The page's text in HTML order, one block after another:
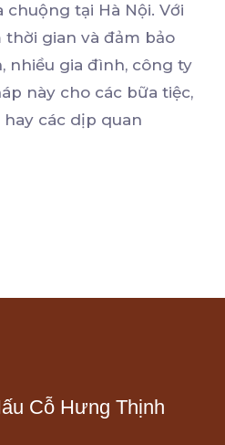
tại Hà Nội. Với
thời gian và đảm bảo
nhiều gia đình, công ty
này cho các bữa tiệc,
các dịp quan
Cỗ Hưng Thịnh